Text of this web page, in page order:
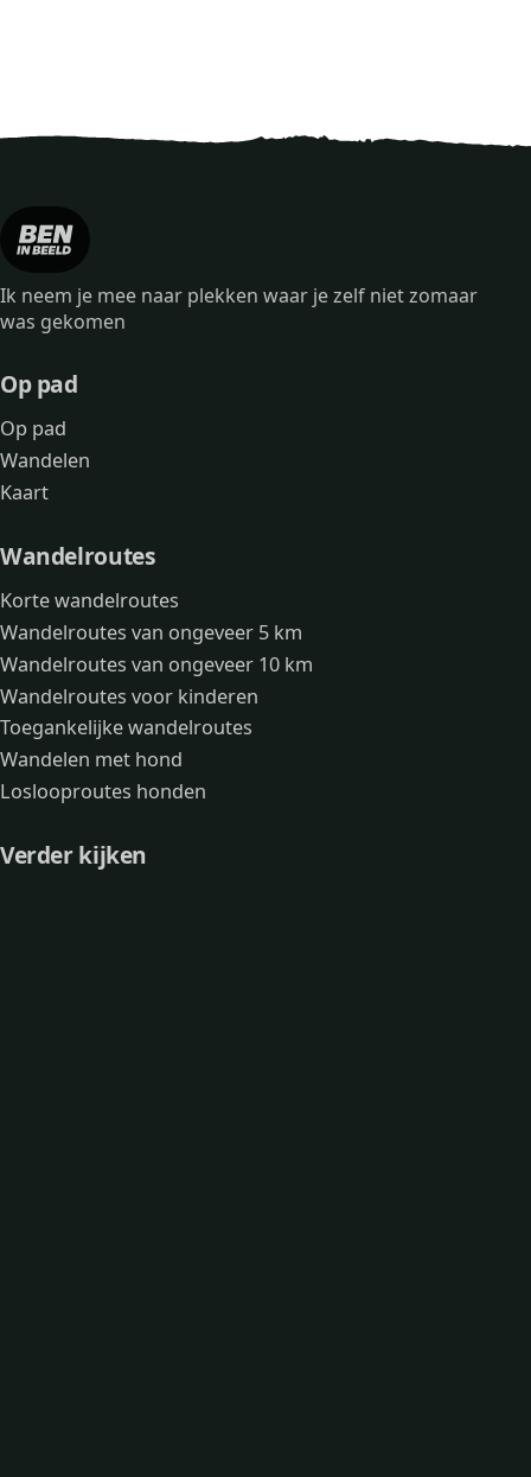
Ik neem je mee naar plekken waar je zelf niet zomaar
was gekomen
Op pad
Op pad
Wandelen
Kaart
Wandelroutes
Korte wandelroutes
Wandelroutes van ongeveer 5 km
Wandelroutes van ongeveer 10 km
Wandelroutes voor kinderen
Toegankelijke wandelroutes
Wandelen met hond
Loslooproutes honden
Verder kijken